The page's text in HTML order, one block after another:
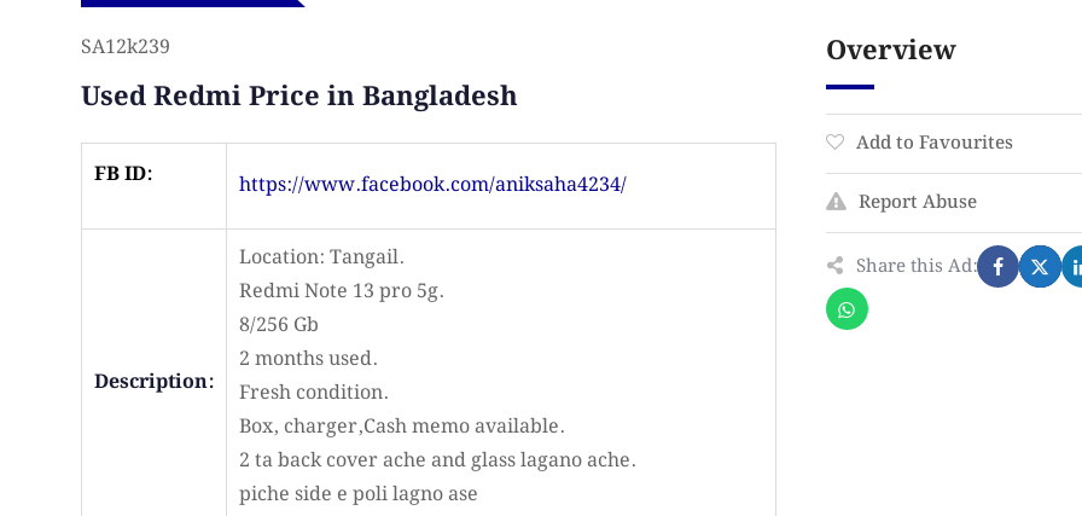
SA12k239
Used Redmi Price in Bangladesh
FB ID: https://www.facebook.com/aniksaha4234/
Description:
Location: Tangail.
Redmi Note 13 pro 5g.
8/256 Gb
2 months used.
Fresh condition.
Box, charger,Cash memo available.
2 ta back cover ache and glass lagano ache.
piche side e poli lagno ase
Overview
Add to Favourites
Report Abuse
Share this Ad: